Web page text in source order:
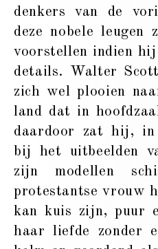
denkers van de
deze nobele leugen
voorstellen indien
details. Walter
zich wel plooien
land dat in
daardoor zat hij, in
bij het uitbeelden
zijn modellen
protestantse vrouw
kan kuis zijn, puur
haar liefde zonder